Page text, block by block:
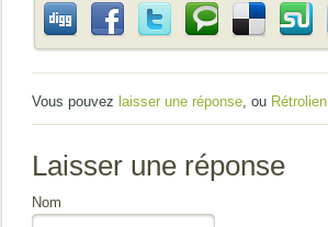
Vous pouvez laisser une réponse, ou Rétrolien
Laisser une réponse
Nom